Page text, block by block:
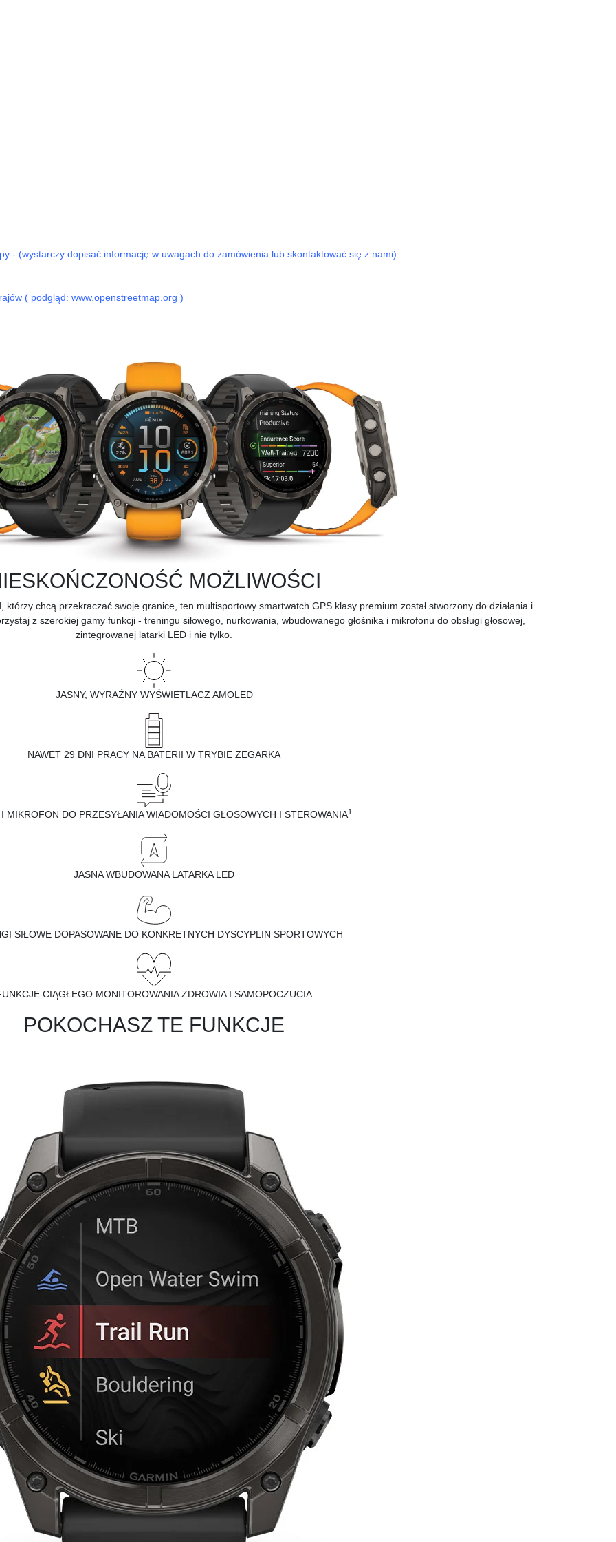
- (wystarczy dopisać informację w uwagach do zamówienia lub skontaktować się z nami) :
( podgląd: www.openstreetmap.org )
MOŻLIWOŚCI
chcą przekraczać swoje granice, ten multisportowy smartwatch GPS klasy premium został stworzony do działania i
z szerokiej gamy funkcji - treningu siłowego, nurkowania, wbudowanego głośnika i mikrofonu do obsługi głosowej,
zintegrowanej latarki LED i nie tylko.
JASNY, WYRAŹNY WYŚWIETLACZ AMOLED
NAWET 29 DNI PRACY NA BATERII W TRYBIE ZEGARKA
MIKROFON DO PRZESYŁANIA WIADOMOŚCI GŁOSOWYCH I STEROWANIA1
JASNA WBUDOWANA LATARKA LED
SIŁOWE DOPASOWANE DO KONKRETNYCH DYSCYPLIN SPORTOWYCH
CIĄGŁEGO MONITOROWANIA ZDROWIA I SAMOPOCZUCIA
POKOCHASZ TE FUNKCJE